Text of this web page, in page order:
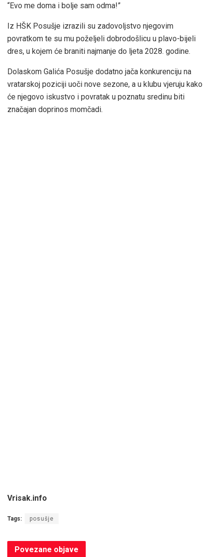
“Evo me doma i bolje sam odma!”
Iz HŠK Posušje izrazili su zadovoljstvo njegovim
povratkom te su mu poželjeli dobrodošlicu u plavo-bijeli
dres, u kojem će braniti najmanje do ljeta 2028. godine.
Dolaskom Galića Posušje dodatno jača konkurenciju na
vratarskoj poziciji uoči nove sezone, a u klubu vjeruju kako
će njegovo iskustvo i povratak u poznatu sredinu biti
značajan doprinos momčadi.
Vrisak.info
Tags: posušje
Povezane objave